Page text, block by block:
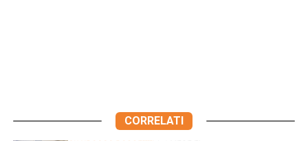
CORRELATI